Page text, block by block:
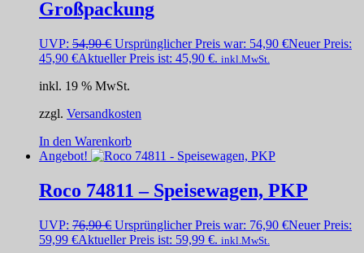
Großpackung
UVP: 54,90€ Ursprünglicher Preis war: 54,90 €Neuer Preis:
45,90 €Aktueller Preis ist: 45,90 €. inkl.MwSt.
inkl. 19 % MwSt.
zzgl. Versandkosten
In den Warenkorb
Angebot!
Roco 74811 – Speisewagen, PKP
UVP: 76,90€ Ursprünglicher Preis war: 76,90 €Neuer Preis:
59,99 €Aktueller Preis ist: 59,99 €. inkl.MwSt.